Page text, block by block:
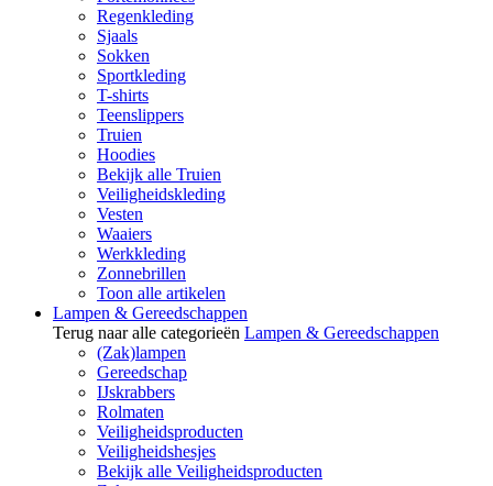
Regenkleding
Sjaals
Sokken
Sportkleding
T-shirts
Teenslippers
Truien
Hoodies
Bekijk alle Truien
Veiligheidskleding
Vesten
Waaiers
Werkkleding
Zonnebrillen
Toon alle artikelen
Lampen & Gereedschappen
Terug naar alle categorieën Lampen & Gereedschappen
(Zak)lampen
Gereedschap
IJskrabbers
Rolmaten
Veiligheidsproducten
Veiligheidshesjes
Bekijk alle Veiligheidsproducten